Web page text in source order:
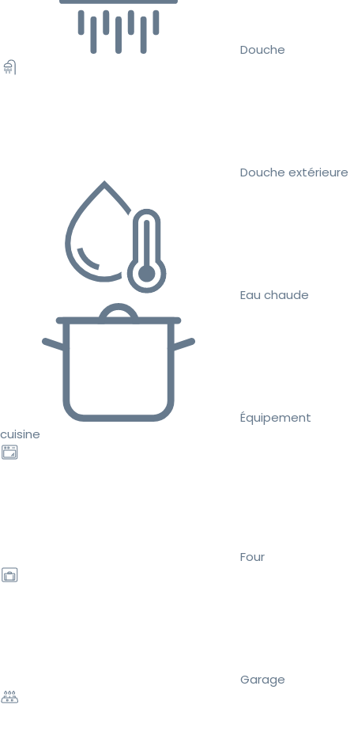
Douche
Douche extérieure
Eau chaude
Équipement
cuisine
Four
Garage